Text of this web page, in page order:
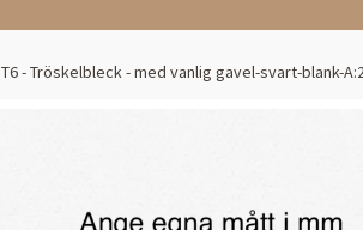
T6 - Tröskelbleck - med vanlig gavel-svart-blank-